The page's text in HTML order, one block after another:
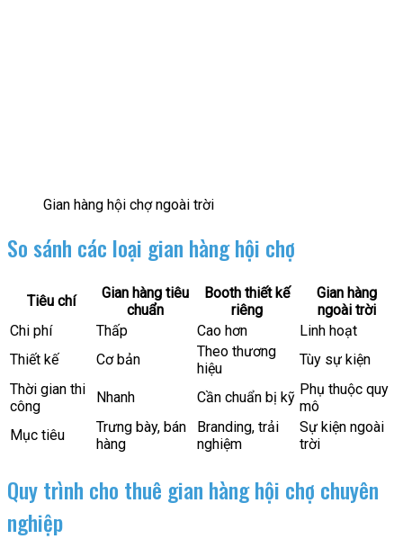
Gian hàng hội chợ ngoài trời
So sánh các loại gian hàng hội chợ
Tiêu chí
Gian hàng tiêu
chuẩn
Booth thiết kế
riêng
Gian hàng
ngoài trời
Chi phí
Thấp Cao hơn
Linh hoạt
Thiết kế
Cơ bản
Theo thương
hiệu
Tùy sự kiện
Thời gian thi
công
Nhanh Cần chuẩn bị kỹ Phụ thuộc quy
mô
Mục tiêu
Trưng bày, bán
hàng
Branding, trải
nghiệm
Sự kiện ngoài
trời
Quy trình cho thuê gian hàng hội chợ chuyên
nghiệp